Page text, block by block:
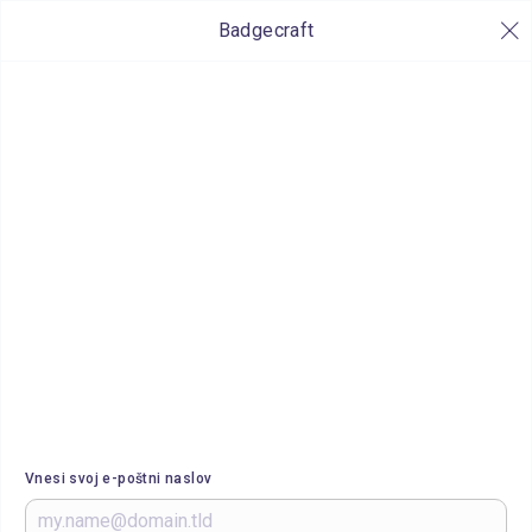
Badgecraft
Vnesi svoj e-poštni naslov